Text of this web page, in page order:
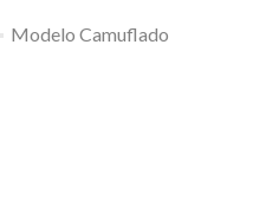
Modelo Camuflado